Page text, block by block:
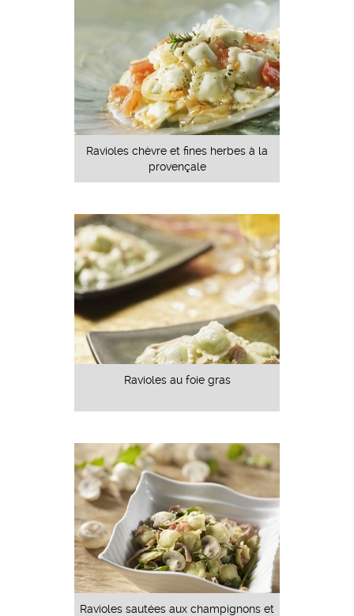
Ravioles chèvre et fines herbes à la
provençale
Ravioles au foie gras
Ravioles sautées aux champignons et